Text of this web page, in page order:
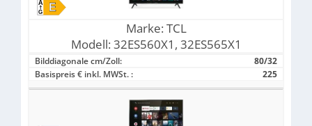
Marke: TCL
Modell: 32ES560X1, 32ES565X1
Bilddiagonale cm/Zoll:
80/32
Basispreis € inkl. MWSt. :
225